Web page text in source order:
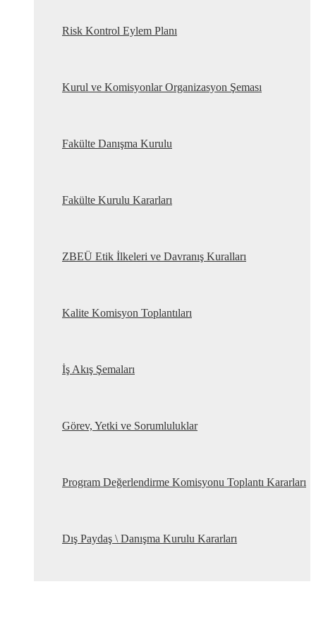
Risk Kontrol Eylem Planı
Kurul ve Komisyonlar Organizasyon Şeması
Fakülte Danışma Kurulu
Fakülte Kurulu Kararları
ZBEÜ Etik İlkeleri ve Davranış Kuralları
Kalite Komisyon Toplantıları
İş Akış Şemaları
Görev, Yetki ve Sorumluluklar
Program Değerlendirme Komisyonu Toplantı Kararları
Dış Paydaş \ Danışma Kurulu Kararları